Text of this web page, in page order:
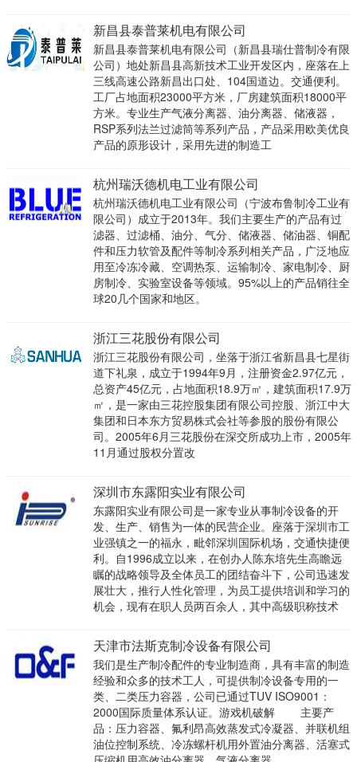
新昌县泰普莱机电有限公司
新昌县泰普莱机电有限公司（新昌县瑞仕普制冷有限
公司）地处新昌县高新技术工业开发区内，座落在上
三线高速公路新昌出口处、104国道边。交通便利。
工厂占地面积23000平方米，厂房建筑面积18000平
方米。专业生产气液分离器、油分离器、储液器，
RSP系列法兰过滤筒等系列产品，产品采用欧美优良
产品的原形设计，采用先进的制造工
杭州瑞沃德机电工业有限公司
杭州瑞沃德机电工业有限公司（宁波布鲁制冷工业有
限公司）成立于2013年。我们主要生产的产品有过
滤器、过滤桶、油分、气分、储液器、储油器、铜配
件和压力软管及配件等制冷系列相关产品，广泛地应
用至冷冻冷藏、空调热泵、运输制冷、家电制冷、厨
房制冷、实验室设备等领域。95%以上的产品销往全
球20几个国家和地区。
浙江三花股份有限公司
浙江三花股份有限公司，坐落于浙江省新昌县七星街
道下礼泉，成立于1994年9月，注册资金2.97亿元，
总资产45亿元，占地面积18.9万㎡，建筑面积17.9万
㎡，是一家由三花控股集团有限公司控股、浙江中大
集团和日本东方贸易株式会社等参股的股份有限公
司。2005年6月三花股份在深交所成功上市，2005年
11月通过股权分置改
深圳市东露阳实业有限公司
东露阳实业有限公司是一家专业从事制冷设备的开
发、生产、销售为一体的民营企业。座落于深圳市工
业强镇之一的福永，毗邻深圳国际机场，交通快捷便
利。自1996成立以来，在创办人陈东培先生高瞻远
瞩的战略领导及全体员工的团结奋斗下，公司迅速发
展壮大，推行人性化管理，为员工提供培训和学习的
机会，现有在职人员两百余人，其中高级职称技术
天津市法斯克制冷设备有限公司
我们是生产制冷配件的专业制造商，具有丰富的制造
经验和众多的技术工人，可提供制冷设备专用的一
类、二类压力容器，公司已通过TUV ISO9001：
2000国际质量体系认证。游戏机破解 主要产
品：压力容器、氟利昂高效蒸发式冷凝器、并联机组
油位控制系统、冷冻螺杆机用外置油分离器、活塞式